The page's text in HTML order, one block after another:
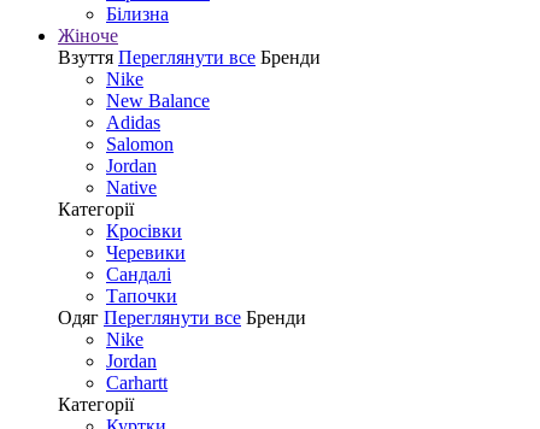
Білизна
Жіноче
Взуття Переглянути все Бренди
Nike
New Balance
Adidas
Salomon
Jordan
Native
Категорії
Кросівки
Черевики
Сандалі
Tапочки
Одяг Переглянути все Бренди
Nike
Jordan
Carhartt
Категорії